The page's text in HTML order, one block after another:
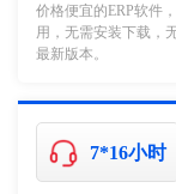
价格便宜的ERP软件
用，无需安装下载，
最新版本。
7*16小时